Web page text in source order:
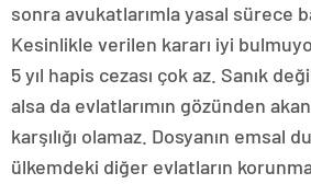
sonra avukatlarımla yasal sürece
Kesinlikle verilen kararı iyi
5 yıl hapis cezası çok az. Sanık
alsa da evlatlarımın gözünden
karşılığı olamaz. Dosyanın emsal
ülkemdeki diğer evlatların